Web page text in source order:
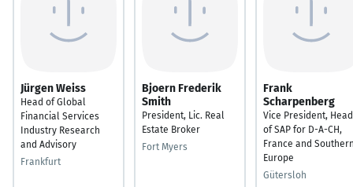
Jürgen Weiss
Head of Global
Financial Services
Industry Research
and Advisory
Frankfurt
Bjoern Frederik
Smith
President, Lic. Real
Estate Broker
Fort Myers
Frank
Scharpenberg
Vice President, Head
of SAP for D-A-CH,
France and
Europe
Gütersloh